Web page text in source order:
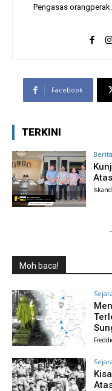
Pengasas
Facebook
TERKINI
Berita
Moh baca!